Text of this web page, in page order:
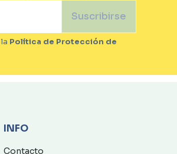
Suscribirse
Política de Protección de
INFO
Contacto